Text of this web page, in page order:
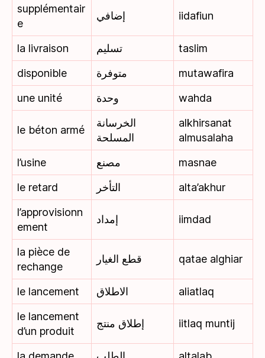
supplémentair
e
إضافي iidafiun
la livraison تسليم
taslim
disponible
متوفرة
mutawafira
une unité
وحدة wahda
le béton armé
الخرسانة
المسلحة
alkhirsanat
almusalaha
l’usine
مصنع
masnae
le retard
التأخر
alta’akhur
l’approvisionn
ement
إمداد iimdad
la pièce de
rechange
قطع الغيار qatae alghiar
le lancement الاطلاق
aliatlaq
le lancement
d’un produit
إطلاق منتج iitlaq muntij